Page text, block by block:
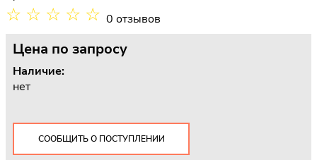
☆ ☆ ☆ ☆ ☆ 0 отзывов
Цена по запросу
Наличие:
нет
СООБЩИТЬ О ПОСТУПЛЕНИИ